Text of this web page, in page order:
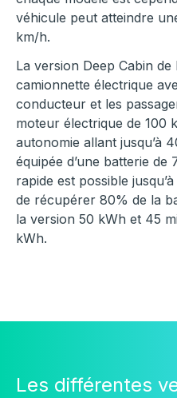
véhicule peut atteindre
km/h.
La version Deep Cabin
camionnette électrique
conducteur et les
moteur électrique de 100
autonomie allant jusqu’à
équipée d’une batterie
rapide est possible
de récupérer 80% de la
la version 50 kWh et 45
kWh.
Les différentes